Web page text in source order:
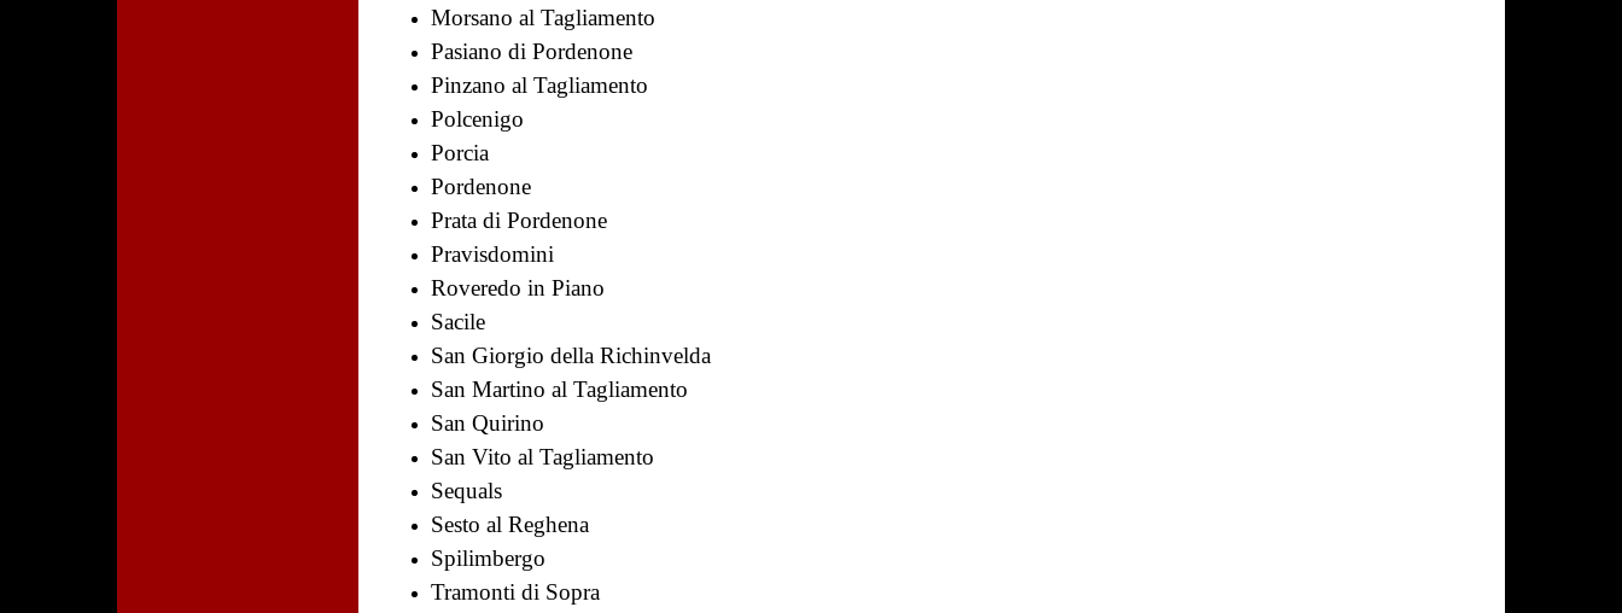
Morsano al Tagliamento
Pasiano di Pordenone
Pinzano al Tagliamento
Polcenigo
Porcia
Pordenone
Prata di Pordenone
Pravisdomini
Roveredo in Piano
Sacile
San Giorgio della Richinvelda
San Martino al Tagliamento
San Quirino
San Vito al Tagliamento
Sequals
Sesto al Reghena
Spilimbergo
Tramonti di Sopra